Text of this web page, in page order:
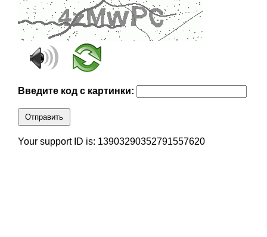
Введите код с картинки:
Отправить
Your support ID is: 13903290352791557620